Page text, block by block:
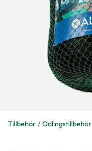
Tillbehör Odlingstillbehör